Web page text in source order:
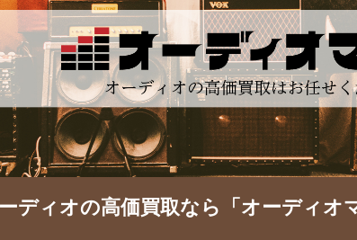
ディオの高価買取なら「オーディオ